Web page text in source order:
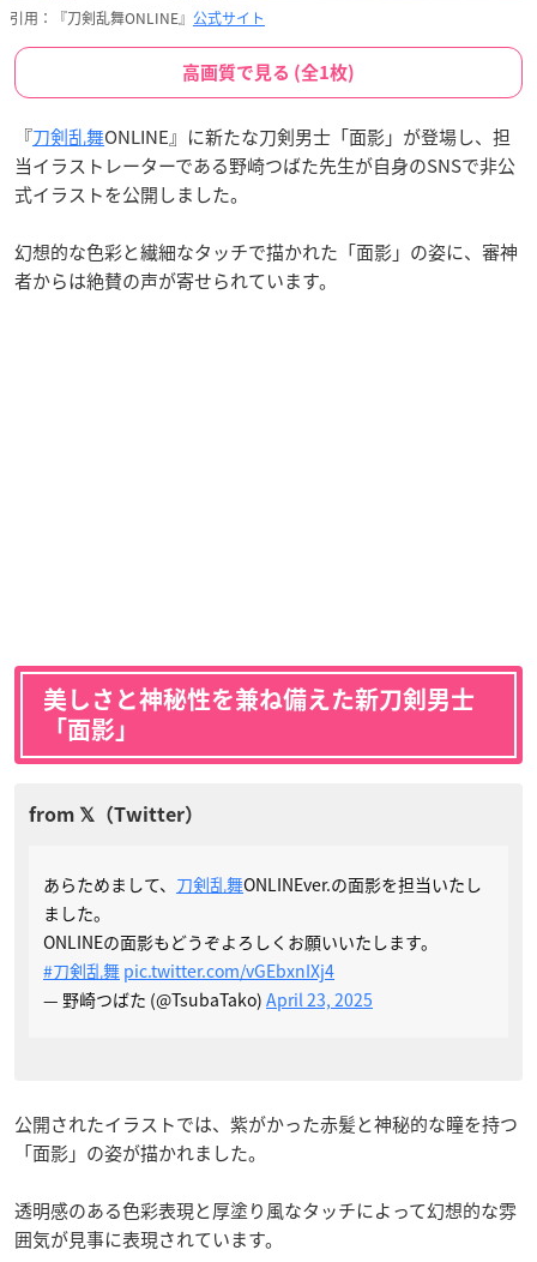
引用：『刀剣乱舞ONLINE』 公式サイト
高画質で見る (全1枚)
『刀剣乱舞ONLINE』に新たな刀剣男士「面影」が登場し、担
当イラストレーターである野崎つばた先生が自身のSNSで非公
式イラストを公開しました。
幻想的な色彩と繊細なタッチで描かれた「面影」の姿に、審神
者からは絶賛の声が寄せられています。
美しさと神秘性を兼ね備えた新刀剣男士
「面影」
あらためまして、 刀剣乱舞ONLINEver.の面影を担当いたし
ました。
ONLINEの面影もどうぞよろしくお願いいたします。
#刀剣乱舞 pic.twitter.com/vGEbxnIXj4
— 野崎つばた (@TsubaTako) April 23, 2025
公開されたイラストでは、紫がかった赤髪と神秘的な瞳を持つ
「面影」の姿が描かれました。
透明感のある色彩表現と厚塗り風なタッチによって幻想的な雰
囲気が見事に表現されています。